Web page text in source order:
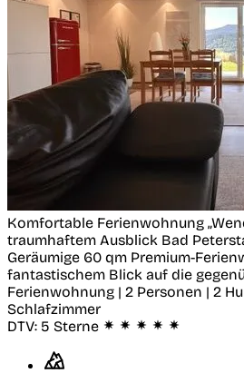
Komfortable Ferienwohnung
traumhaftem Ausblick Bad
Geräumige 60 qm Premium-
fantastischem Blick auf die
Ferienwohnung | 2 Personen | 2
Schlafzimmer
DTV: 5 Sterne